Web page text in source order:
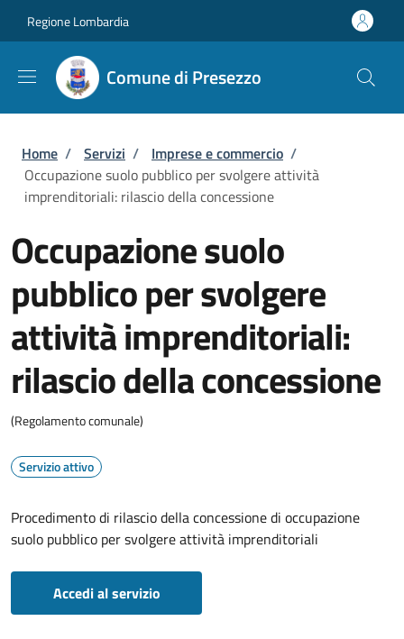
Regione Lombardia
Comune di Presezzo
Briciole di pane
Home / Servizi / Imprese e commercio /
Occupazione suolo pubblico per svolgere attività
imprenditoriali: rilascio della concessione
Occupazione suolo
pubblico per svolgere
attività imprenditoriali:
rilascio della concessione
(Regolamento comunale)
Servizio attivo
Procedimento di rilascio della concessione di occupazione
suolo pubblico per svolgere attività imprenditoriali
Accedi al servizio